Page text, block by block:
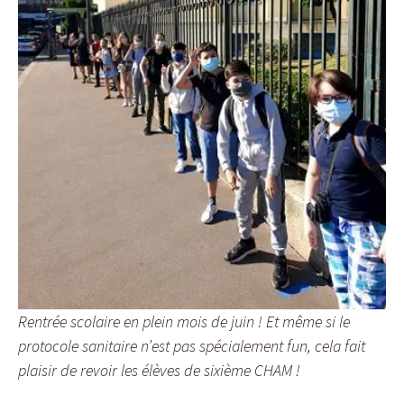
Rentrée scolaire en plein mois de juin ! Et même si le
protocole sanitaire n’est pas spécialement fun, cela fait
plaisir de revoir les élèves de sixième CHAM !